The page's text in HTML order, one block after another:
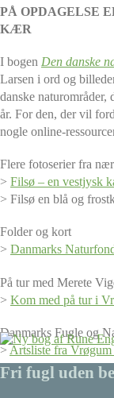
PÅ OPDAGELSE
KÆR
I bogen Den danske
Larsen i ord og
danske naturområder,
år. For den, der vil
nogle online-
Flere fotoserier fra
> Filsø – en vestjysk
> Filsø en blå og
Folder og kort
> Danmarks
På tur med Merete
> Kom med på tur i
Danmarks Fugle og
> Artsliste fra
Fri fugl uden